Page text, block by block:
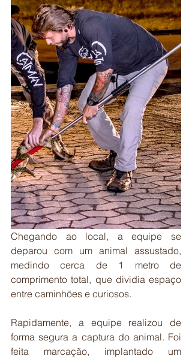
Chegando ao local, a equipe se
deparou com um animal assustado,
medindo cerca de 1 metro de
comprimento total, que dividia espaço
entre caminhões e curiosos.
Rapidamente, a equipe realizou de
forma segura a captura do animal. Foi
feita marcação, implantado um